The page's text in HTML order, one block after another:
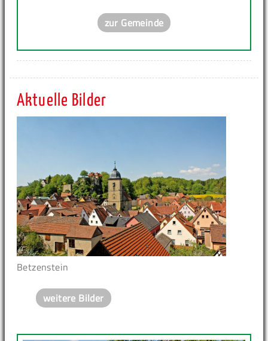
zur Gemeinde
Aktuelle Bilder
Betzenstein
weitere Bilder